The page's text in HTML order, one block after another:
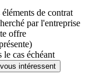
de contrat
par l'entreprise
offre
cas échéant
intéressent